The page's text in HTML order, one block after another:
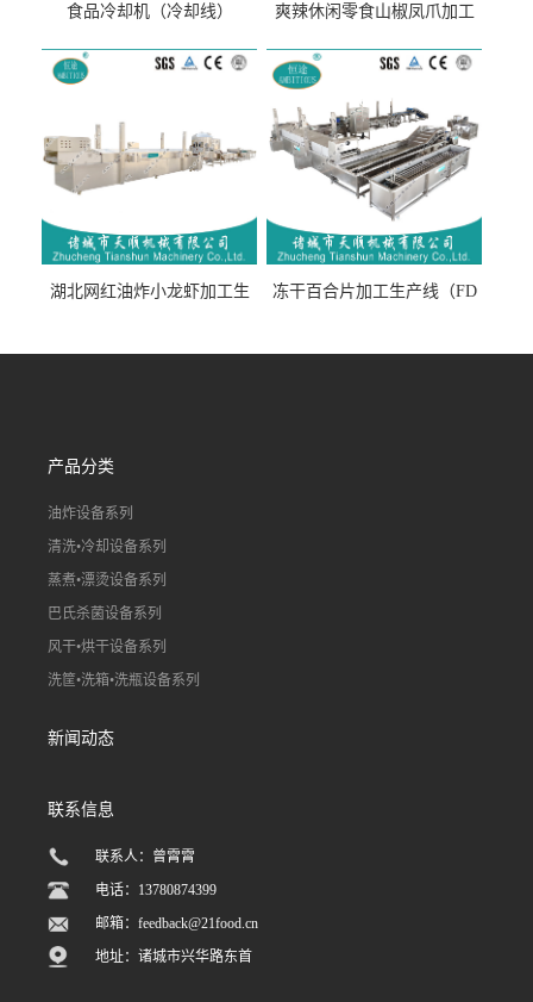
食品冷却机（冷却线）
爽辣休闲零食山椒凤爪加工
流水线）
湖北网红油炸小龙虾加工生
线）
冻干百合片加工生产线（FD
线）
产品分类
油炸设备系列
清洗•冷却设备系列
蒸煮•漂烫设备系列
巴氏杀菌设备系列
风干•烘干设备系列
洗筐•洗箱•洗瓶设备系列
新闻动态
联系信息
联系人：曾霄霄
电话：13780874399
邮箱：feedback@21food.cn
地址：诸城市兴华路东首